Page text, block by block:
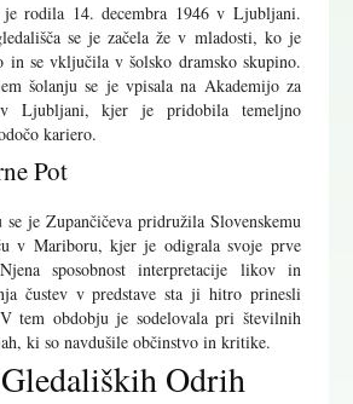
je rodila 14. decembra 1946 v Ljubljani.
se je začela že v mladosti, ko je
in se vključila v šolsko dramsko skupino.
šolanju se je vpisala na Akademijo za
v Ljubljani, kjer je pridobila temeljno
kariero.
Pot
se je Zupančičeva pridružila Slovenskemu
v Mariboru, kjer je odigrala svoje prve
sposobnost interpretacije likov in
čustev v predstave sta ji hitro prinesli
tem obdobju je sodelovala pri številnih
ki so navdušile občinstvo in kritike.
Odrih